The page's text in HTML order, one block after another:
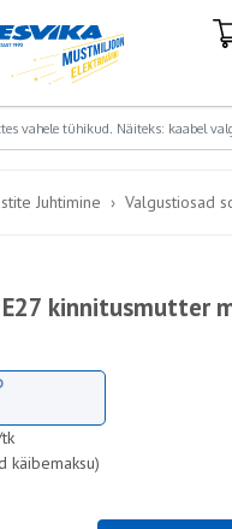
Juhtimine Valgustiosad
E27 kinnitusmutter
käibemaksu)